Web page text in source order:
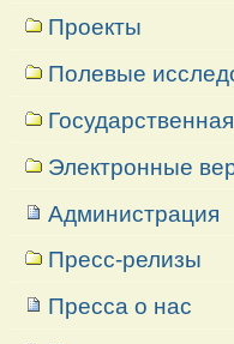
Проекты
Полевые
Электронные
Администрация
Пресс-релизы
Пресса о нас